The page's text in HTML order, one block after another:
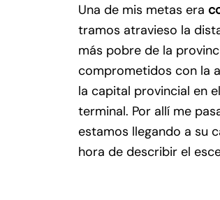
Una de mis metas era
tramos atravieso la
más pobre de la
comprometidos con la
la capital provincial en
terminal. Por allí me
estamos llegando a su
hora de describir el